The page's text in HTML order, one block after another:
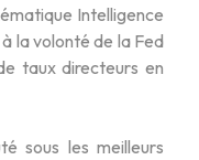
Intelligence
la volonté de la Fed
taux directeurs en
sous les meilleurs